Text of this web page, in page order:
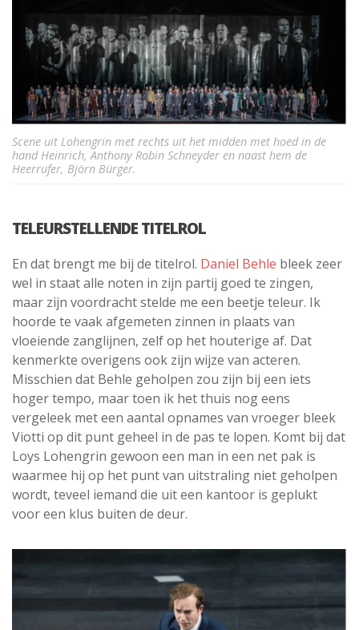
Scene uit Lohengrin met rechts uit het midden met hoed in de
hand Heinrich, Anthony Robin Schneyder en naast hem de
Heerrufer, Björn Bürger.
TELEURSTELLENDE TITELROL
En dat brengt me bij de titelrol. Daniel Behle bleek zeer
wel in staat alle noten in zijn partij goed te zingen,
maar zijn voordracht stelde me een beetje teleur. Ik
hoorde te vaak afgemeten zinnen in plaats van
vloeiende zanglijnen, zelf op het houterige af. Dat
kenmerkte overigens ook zijn wijze van acteren.
Misschien dat Behle geholpen zou zijn bij een iets
hoger tempo, maar toen ik het thuis nog eens
vergeleek met een aantal opnames van vroeger bleek
Viotti op dit punt geheel in de pas te lopen. Komt bij dat
Loys Lohengrin gewoon een man in een net pak is
waarmee hij op het punt van uitstraling niet geholpen
wordt, teveel iemand die uit een kantoor is geplukt
voor een klus buiten de deur.